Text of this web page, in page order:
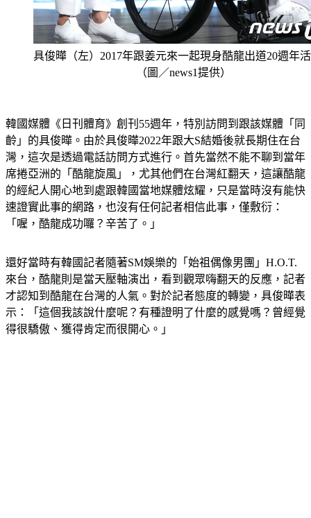
具俊曄（左）2017年跟姜元來一起現身酷龍出道20週年
（圖／news1提供）
韓國媒體《日刊體育》創刊55週年，特別訪問到跟該媒體「同
齡」的具俊曄。由於具俊曄2022年跟大S結婚後就長期住在台
灣，這次是透過電話訪問方式進行。首先當然不能不聊到當年
席捲亞洲的「酷龍旋風」，尤其他們在台灣紅翻天，這讓酷龍
的經紀人開心地到處跟韓國當地媒體炫耀，只是當時沒有能快
速證實此事的網路，也沒有任何記者相信此事，僅敷衍：
「喔，酷龍成功囉？辛苦了。」
還好當時有韓國記者隨著SM娛樂的「始祖偶像男團」H.O.T.
來台，酷龍則是當天壓軸演出，看到觀眾嗨翻天的反應，記者
才認知到酷龍在台灣的人氣。對於記者態度的轉變，具俊曄表
示：「這個我該說什麼呢？有種證明了什麼的感覺嗎？曾經覺
得很驕傲、獲得肯定而很開心。」